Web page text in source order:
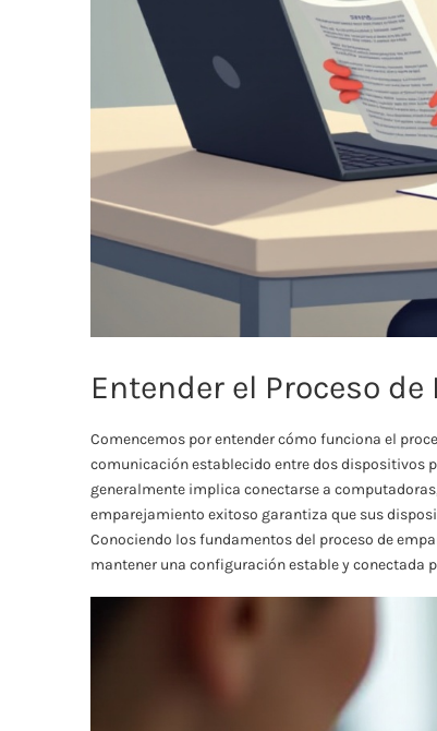
Entender el Proceso
Comencemos por entender cómo funciona el
comunicación establecido entre dos dispositivos
generalmente implica conectarse a
emparejamiento exitoso garantiza que sus
Conociendo los fundamentos del proceso de
mantener una configuración estable y conectada